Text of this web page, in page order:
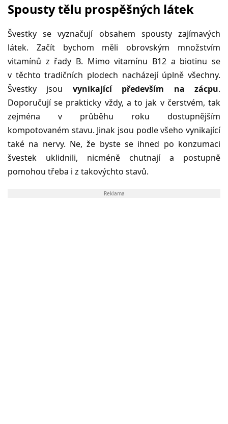
Spousty tělu prospěšných látek
Švestky se vyznačují obsahem spousty zajímavých
látek. Začít bychom měli obrovským množstvím
vitamínů z řady B. Mimo vitamínu B12 a biotinu se
v těchto tradičních plodech nacházejí úplně všechny.
Švestky jsou vynikající především na zácpu.
Doporučují se prakticky vždy, a to jak v čerstvém, tak
zejména v průběhu roku dostupnějším
kompotovaném stavu. Jinak jsou podle všeho vynikající
také na nervy. Ne, že byste se ihned po konzumaci
švestek uklidnili, nicméně chutnají a postupně
pomohou třeba i z takovýchto stavů.
Reklama